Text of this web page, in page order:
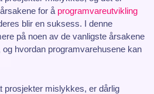
for å programvareutvikling
blir en suksess. I denne
på noen av de vanligste årsakene
hvordan programvarehusene kan
prosjekter mislykkes, er dårlig